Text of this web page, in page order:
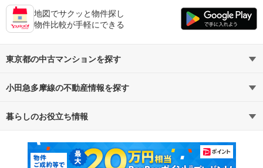
地図でサクッと物件探し
物件比較が手軽にできる
東京都の中古マンションを探す
路線・駅から探す
通勤・通学時間から探す
小田急多摩線の不動産情報を探す
不動産・住宅
新築マンション 中古マンション
暮らしのお役立ち情報
マンションカタログ 教えて！住まいの先生